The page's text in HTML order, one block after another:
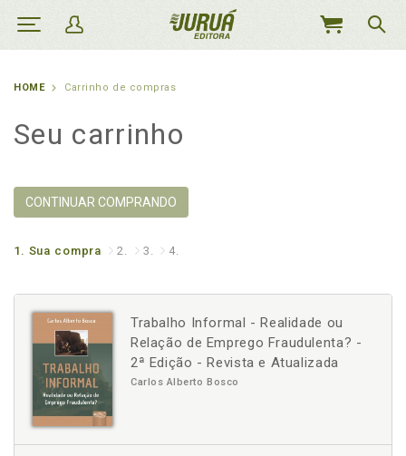
MEU
HOME Carrinho de compras
Seu carrinho
CONTINUAR COMPRANDO
1. Sua compra 2. 3. 4.
Trabalho Informal - Realidade ou
Relação de Emprego Fraudulenta? -
2ª Edição - Revista e Atualizada
Carlos Alberto Bosco